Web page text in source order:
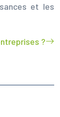
et les
?